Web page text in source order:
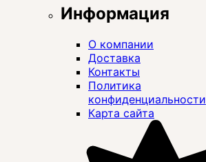
Информация
О компании
Доставка
Контакты
Политика
конфиденциальности
Карта сайта